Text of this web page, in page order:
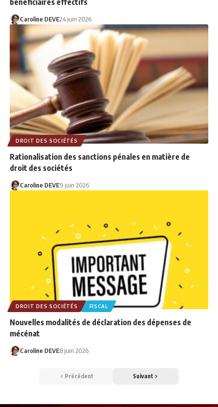
Caroline DEVE24 juin 2026
DROIT DES SOCIÉTÉS
Rationalisation des sanctions pénales en matière de
droit des sociétés
Caroline DEVE9 juin 2026
DROIT DES SOCIÉTÉS FISCAL
Nouvelles modalités de déclaration des dépenses de
mécénat
Caroline DEVE8 juin 2026
Précédent Suivant